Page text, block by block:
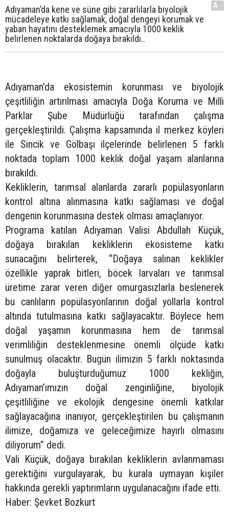
Adıyaman’da kene ve süne gibi zararlılarla biyolojik
mücadeleye katkı sağlamak, doğal dengeyi korumak ve
yaban hayatını desteklemek amacıyla 1000 keklik
belirlenen noktalarda doğaya bırakıldı..
A-
Adıyaman’da ekosistemin korunması ve biyolojik
çeşitliliğin artırılması amacıyla Doğa Koruma ve Milli
Parklar Şube Müdürlüğü tarafından çalışma
gerçekleştirildi. Çalışma kapsamında il merkez köyleri
ile Sincik ve Gölbaşı ilçelerinde belirlenen 5 farklı
noktada toplam 1000 keklik doğal yaşam alanlarına
bırakıldı.
Kekliklerin, tarımsal alanlarda zararlı popülasyonların
kontrol altına alınmasına katkı sağlaması ve doğal
dengenin korunmasına destek olması amaçlanıyor.
Programa katılan Adıyaman Valisi Abdullah Küçük,
doğaya bırakılan kekliklerin ekosisteme katkı
sunacağını belirterek, “Doğaya salınan keklikler
özellikle yaprak bitleri, böcek larvaları ve tarımsal
üretime zarar veren diğer omurgasızlarla beslenerek
bu canlıların popülasyonlarının doğal yollarla kontrol
altında tutulmasına katkı sağlayacaktır. Böylece hem
doğal yaşamın korunmasına hem de tarımsal
verimliliğin desteklenmesine önemli ölçüde katkı
sunulmuş olacaktır. Bugün ilimizin 5 farklı noktasında
doğayla buluşturduğumuz 1000 kekliğin,
Adıyaman’ımızın doğal zenginliğine, biyolojik
çeşitliliğine ve ekolojik dengesine önemli katkılar
sağlayacağına inanıyor, gerçekleştirilen bu çalışmanın
ilimize, doğamıza ve geleceğimize hayırlı olmasını
diliyorum” dedi.
Vali Küçük, doğaya bırakılan kekliklerin avlanmaması
gerektiğini vurgulayarak, bu kurala uymayan kişiler
hakkında gerekli yaptırımların uygulanacağını ifade etti.
Haber: Şevket Bozkurt